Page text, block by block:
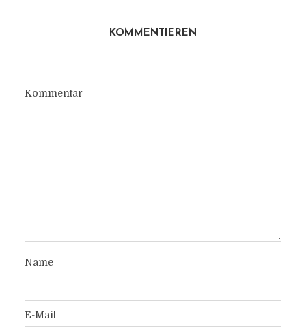
KOMMENTIEREN
Kommentar
Name
E-Mail